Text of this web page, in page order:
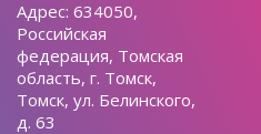
Адрес: 634050,
Российская
федерация, Томская
область, г. Томск,
Томск, ул. Белинского,
д. 63